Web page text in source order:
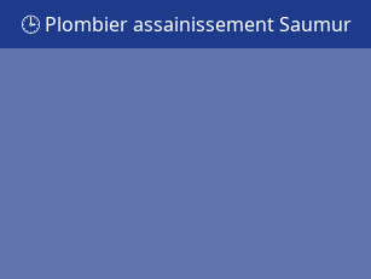
🕒 Plombier assainissement Saumur